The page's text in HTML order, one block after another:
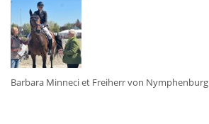
Barbara Minneci et Freiherr von Nymphenburg